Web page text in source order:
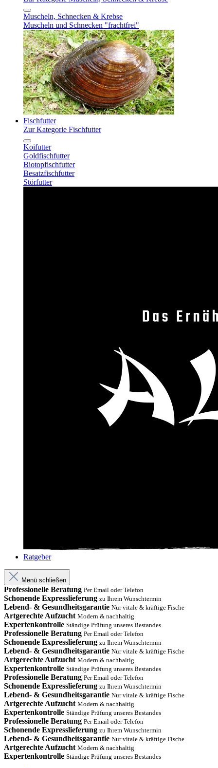
Muscheln, Schnecken & Krebse
Muscheln und Schnecken "frachtfrei"
Fischfutter
Zur Kategorie Fischfutter
Koifutter
Goldfischfutter
Biotopfischfutter
Besatzfischfutter
Störfutter
Ratgeber
Menü schließen
Professionelle Beratung Per Email oder Telefon
Schonende Expresslieferung zu Ihrem Wunschtermin
Lebend- & Gesundheitsgarantie Nur vitale & kräftige Fische
Artgerechte Aufzucht Modern & nachhaltig
Expertenkontrolle Ständige Prüfung unseres Bestandes
Professionelle Beratung Per Email oder Telefon
Schonende Expresslieferung zu Ihrem Wunschtermin
Lebend- & Gesundheitsgarantie Nur vitale & kräftige Fische
Artgerechte Aufzucht Modern & nachhaltig
Expertenkontrolle Ständige Prüfung unseres Bestandes
Professionelle Beratung Per Email oder Telefon
Schonende Expresslieferung zu Ihrem Wunschtermin
Lebend- & Gesundheitsgarantie Nur vitale & kräftige Fische
Artgerechte Aufzucht Modern & nachhaltig
Expertenkontrolle Ständige Prüfung unseres Bestandes
Professionelle Beratung Per Email oder Telefon
Schonende Expresslieferung zu Ihrem Wunschtermin
Lebend- & Gesundheitsgarantie Nur vitale & kräftige Fische
Artgerechte Aufzucht Modern & nachhaltig
Expertenkontrolle Ständige Prüfung unseres Bestandes